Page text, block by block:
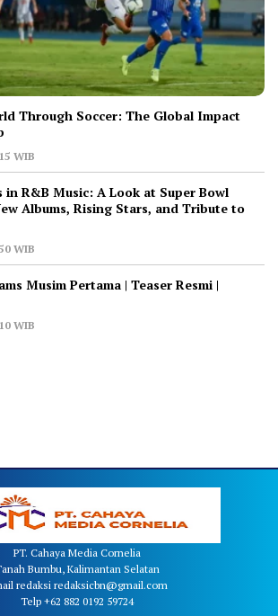
Through Soccer: The Global Impact
WIB
in R&B Music: A Look at Super Bowl
Albums, Rising Stars, and Tribute to
WIB
Musim Pertama | Teaser Resmi |
WIB
PT. Cahaya Media Cornelia
Bumbu, Kalimantan Selatan
redaksi redaksicbn@gmail.com
Telp +62 882 0192 59724